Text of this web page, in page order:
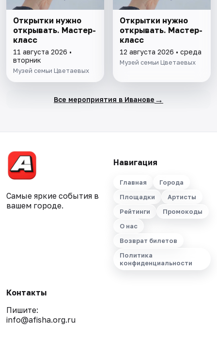
Открытки нужно
открывать. Мастер-
класс
11 августа 2026 •
вторник
Музей семьи Цветаевых
Открытки нужно
открывать. Мастер-
класс
12 августа 2026 • среда
Музей семьи Цветаевых
Все мероприятия в Иванове →
Самые яркие события в
вашем городе.
Навигация
Главная
Города
Площадки
Артисты
Рейтинги
Промокоды
О нас
Возврат билетов
Политика
конфиденциальности
Контакты
Пишите:
info@afisha.org.ru